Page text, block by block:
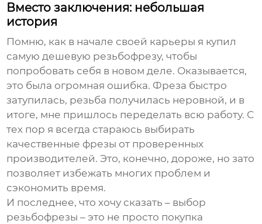
Вместо заключения: небольшая
история
Помню, как в начале своей карьеры я купил
самую дешевую резьбофрезу, чтобы
попробовать себя в новом деле. Оказывается,
это была огромная ошибка. Фреза быстро
затупилась, резьба получилась неровной, и в
итоге, мне пришлось переделать всю работу. С
тех пор я всегда стараюсь выбирать
качественные фрезы от проверенных
производителей. Это, конечно, дороже, но зато
позволяет избежать многих проблем и
сэкономить время.
И последнее, что хочу сказать – выбор
резьбофрезы – это не просто покупка